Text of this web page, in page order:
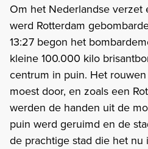
Om het Nederlandse verzet
werd Rotterdam
13:27 begon het
kleine 100.000 kilo
centrum in puin. Het
moest door, en zoals een
werden de handen uit de
puin werd geruimd en de
de prachtige stad die het nu